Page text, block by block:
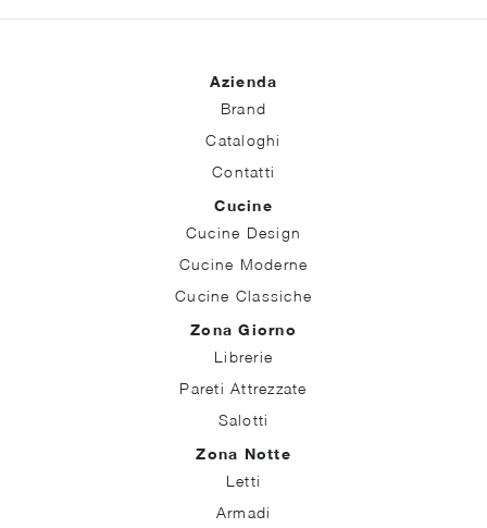
Azienda
Brand
Cataloghi
Contatti
Cucine
Cucine Design
Cucine Moderne
Cucine Classiche
Zona Giorno
Librerie
Pareti Attrezzate
Salotti
Zona Notte
Letti
Armadi